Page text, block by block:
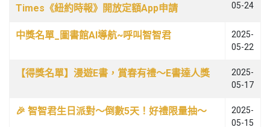
Times《紐約時報》開放定額App申請
05-24
中獎名單_圖書館AI導航~呼叫智智君
2025-
05-22
【得獎名單】漫遊E書，賞春有禮～E書達人獎
2025-
05-17
🎉 智智君生日派對～倒數5天！好禮限量抽～
2025-
05-15